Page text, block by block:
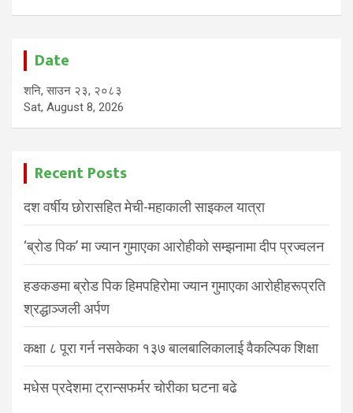
Date
शनि, साउन २३, २०८३
Sat, August 8, 2026
Recent Posts
दश वर्षीय छोरासहित मेची-महाकाली साइकल यात्रा
‘ब्रोड पिक’ मा ज्यान गुमाएका आरोहीको सम्झनामा दीप प्रज्वलन
हङकङमा ब्रोड पिक हिमपहिरोमा ज्यान गुमाएका आरोहीहरूप्रति
श्रद्धाञ्जली अर्पण
कक्षा ८ पूरा गर्न नसकेका १३७ बालबालिकालाई वैकल्पिक शिक्षा
मधेस प्रदेशमा ट्रान्सफर्मर चोरीका घटना बढे